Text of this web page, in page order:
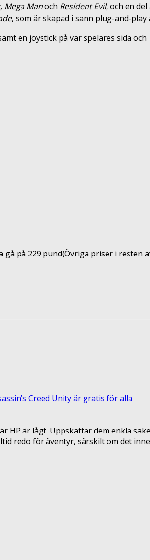
Mega Manoch Resident Evil,och en
, som är skapad i sann plug-and-
en joystick på var spelares sida
på 229 pund(Övriga priser i resten
Creed Unity är gratis för alla
är lågt. Uppskattar dem enkla
redo för äventyr, särskilt om det